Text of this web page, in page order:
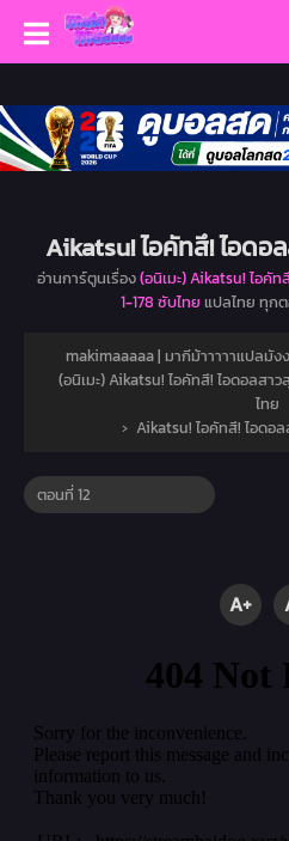
Aikatsu! ไอคัทสึ! ไอด
อ่านการ์ตูนเรื่อง(อนิเมะ) Aikatsu! ไอคั
1-178 ซับไทย แปลไทย ทุก
makimaaaaa | มากีม้าาาาาแปลมัง
(อนิเมะ) Aikatsu! ไอคัทสึ! ไอดอลสา
ไทย
› Aikatsu! ไอคัทสึ! ไอดอ
A+